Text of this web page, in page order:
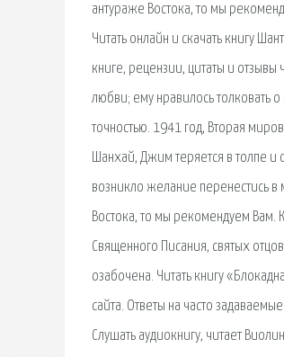
антураже Востока, то мы
Читать онлайн и скачать книгу
книге, рецензии, цитаты и
любви; ему нравилось толковать
точностью. 1941 год, Вторая
Шанхай, Джим теряется в толпе и
возникло желание перенестись
Востока, то мы рекомендуем Вам.
Священного Писания, святых
озабочена. Читать книгу
сайта. Ответы на часто
Слушать аудиокнигу, читает